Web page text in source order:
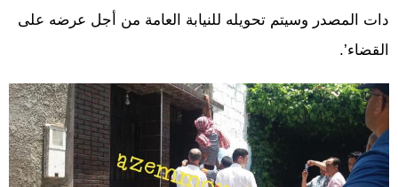
دات المصدر وسيتم تحويله للنيابة العامة من أجل عرضه على
القضاء’.